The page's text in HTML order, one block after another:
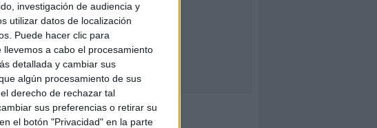
investigación de audiencia y
utilizar datos de localización
Puede hacer clic para
a cabo el procesamiento
detallada y cambiar sus
algún procesamiento de sus
derecho de rechazar tal
sus preferencias o retirar su
el botón "Privacidad" en la parte